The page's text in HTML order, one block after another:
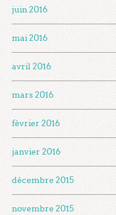
juin 2016
mai 2016
avril 2016
mars 2016
février 2016
janvier 2016
décembre 2015
novembre 2015